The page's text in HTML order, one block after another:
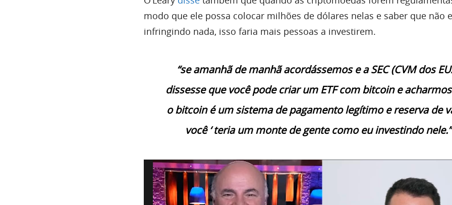
modo que ele possa colocar milhões de dólares nelas e saber que não
infringindo nada, isso faria mais pessoas a investirem.
“se amanhã de manhã acordássemos e a SEC (CVM dos
dissesse que você pode criar um ETF com bitcoin e
o bitcoin é um sistema de pagamento legítimo e reserva de
você ‘ teria um monte de gente como eu investindo nele.”